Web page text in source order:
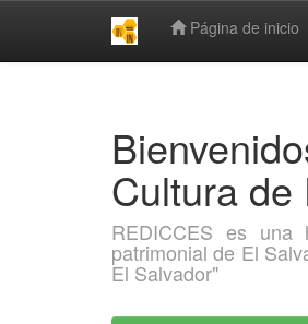
Página de inicio
Cultura de
REDICCES es una
patrimonial de El
El Salvador"